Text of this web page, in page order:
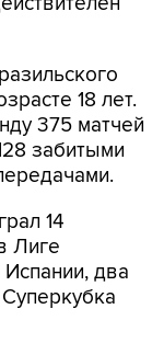
18 лет.
375 матчей
забитыми
14
Лиге
два